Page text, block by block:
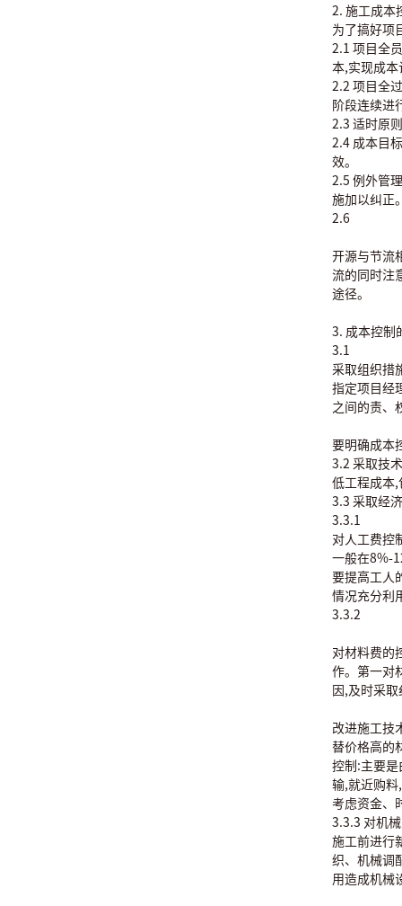
2. 施工成
为了搞好
2.1 项目全
本,实现成
2.2 项目全
阶段连续
2.3 适时原
2.4 成本目
效。
2.5 例外管
施加以
2.6
开源与节流
流的同时注
途径。
3. 成本控
3.1
采取组织措
指定项目经
之间的责、
要明确成
3.2 采取技
低工程成本
3.3 采取
3.3.1
对人工费控
一般在8%-
要提高工人
情况充分利
3.3.2
对材料费的
作。第一对
因,及时采
改进施工技
替价格高的
控制:主要
输,就近购
考虑资金
3.3.3 对机
施工前进行
织、机械调
用造成机械